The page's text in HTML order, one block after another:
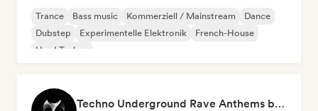
Trance Bass music Kommerziell / Mainstream
Dance
Dubstep
Experimentelle Elektronik
French-House
Hard Techno
Techno Underground Rave Anthems by Orphium